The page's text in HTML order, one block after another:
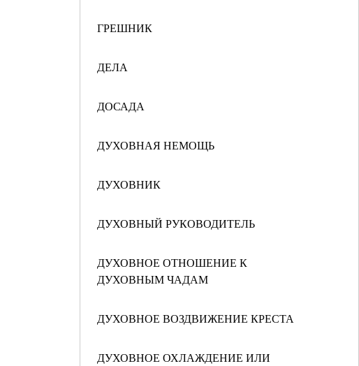
ГРЕШНИК
ДЕЛА
ДОСАДА
ДУХОВНАЯ НЕМОЩЬ
ДУХОВНИК
ДУХОВНЫЙ РУКОВОДИТЕЛЬ
ДУХОВНОЕ ОТНОШЕНИЕ К
ДУХОВНЫМ ЧАДАМ
ДУХОВНОЕ ВОЗДВИЖЕНИЕ КРЕСТА
ДУХОВНОЕ ОХЛАЖДЕНИЕ ИЛИ